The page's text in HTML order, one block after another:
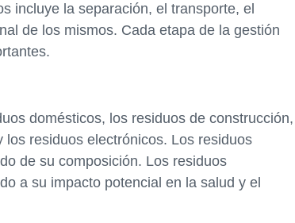
incluye la separación, el transporte, el
de los mismos. Cada etapa de la gestión
domésticos, los residuos de construcción,
los residuos electrónicos. Los residuos
de su composición. Los residuos
a su impacto potencial en la salud y el